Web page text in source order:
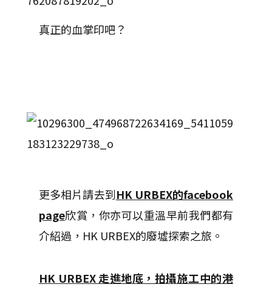
真正的血掌印吧？
更多相片請去到HK URBEX的facebook
page欣賞，你亦可以重溫早前我們都有
介紹過，HK URBEX的廢墟探索之旅。
HK URBEX 走進地底，拍攝施工中的港